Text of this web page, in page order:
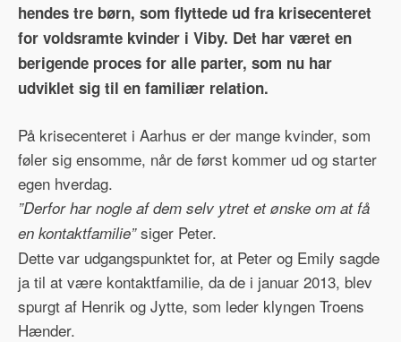
hendes tre børn, som flyttede ud fra krisecenteret
for voldsramte kvinder i Viby. Det har været en
berigende proces for alle parter, som nu har
udviklet sig til en familiær relation.
På krisecenteret i Aarhus er der mange kvinder, som
føler sig ensomme, når de først kommer ud og starter
egen hverdag.
”Derfor har nogle af dem selv ytret et ønske om at få
en kontaktfamilie”siger Peter.
Dette var udgangspunktet for, at Peter og Emily sagde
ja til at være kontaktfamilie, da de i januar 2013, blev
spurgt af Henrik og Jytte, som leder klyngen Troens
Hænder.